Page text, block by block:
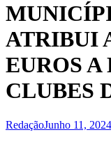
ATRIBUI
EUROS A
CLUBES
RedaçãoJunho 11, 2024